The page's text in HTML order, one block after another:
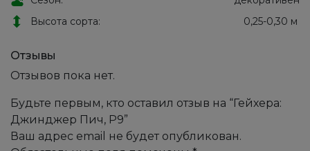
Высота сорта:
0,25-0,30 м
Отзывы
Отзывов пока нет.
Будьте первым, кто оставил отзыв на “Гейхера:
Джинджер Пич, Р9”
Ваш адрес email не будет опубликован.